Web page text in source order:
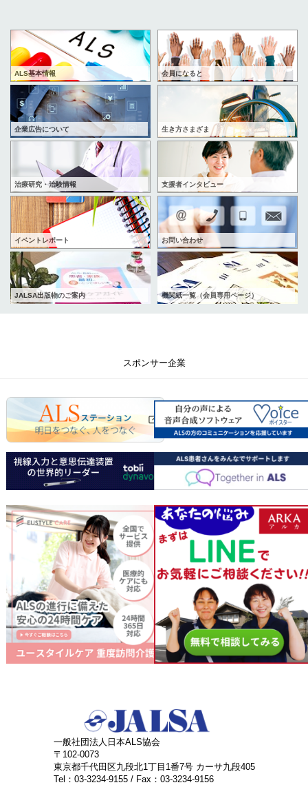
ALS基本情報 会員になると
企業広告について 生き方さまざま
治療研究・治験情報 支援者インタビュー
イベントレポート お問い合わせ
JALSA出版物のご案内 機関紙一覧（会員専用ページ）
スポンサー企業
一般社団法人日本ALS協会
〒102-0073
東京都千代田区九段北1丁目1番7号 カーサ九段405
Tel：03-3234-9155 / Fax：03-3234-9156